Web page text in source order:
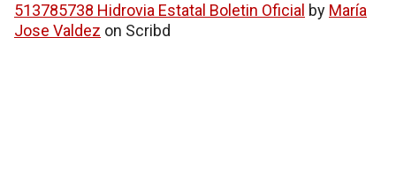
513785738 Hidrovia Estatal Boletin Oficial by María
Jose Valdez on Scribd